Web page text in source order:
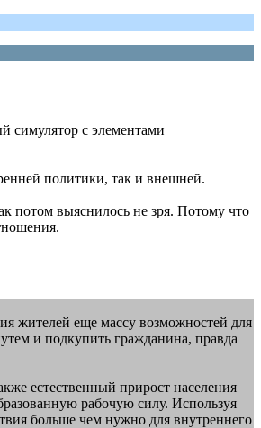
симулятор с элементами
политики, так и внешней.
потом выяснилось не зря. Потому что
жителей еще массу возможностей для
и подкупить гражданина, правда
естественный прирост населения
рабочую силу. Используя
больше чем нужно для внутреннего